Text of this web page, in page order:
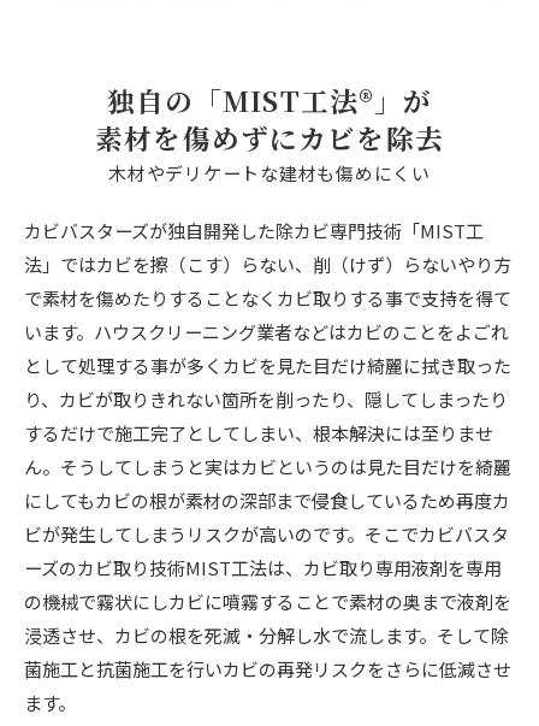
独自の「MIST工法®」が
素材を傷めずにカビを除去
木材やデリケートな建材も傷めにくい
カビバスターズが独自開発した除カビ専門技術「MIST工
法」ではカビを擦（こす）らない、削（けず）らないやり方
で素材を傷めたりすることなくカビ取りする事で支持を得て
います。ハウスクリーニング業者などはカビのことをよごれ
として処理する事が多くカビを見た目だけ綺麗に拭き取った
り、カビが取りきれない箇所を削ったり、隠してしまったり
するだけで施工完了としてしまい、根本解決には至りませ
ん。そうしてしまうと実はカビというのは見た目だけを綺麗
にしてもカビの根が素材の深部まで侵食しているため再度カ
ビが発生してしまうリスクが高いのです。そこでカビバスタ
ーズのカビ取り技術MIST工法は、カビ取り専用液剤を専用
の機械で霧状にしカビに噴霧することで素材の奥まで液剤を
浸透させ、カビの根を死滅・分解し水で流します。そして除
菌施工と抗菌施工を行いカビの再発リスクをさらに低減させ
ます。